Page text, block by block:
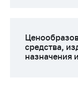
Сообщить
цен на
средства,
назначения